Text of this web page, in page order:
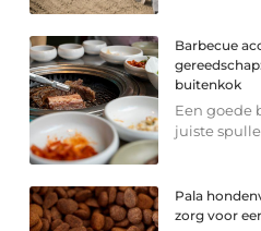
Barbecue
buitenkok
Een goede
juiste
Pala
zorg voor